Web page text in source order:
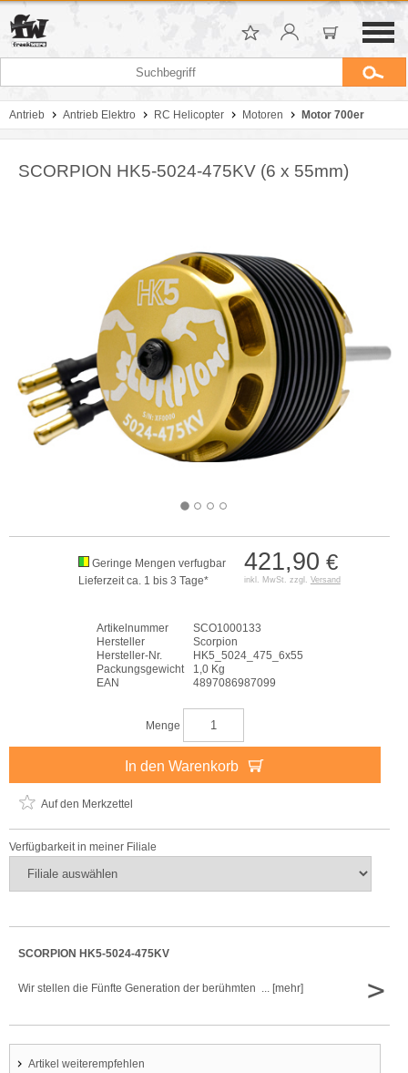
Antrieb Antrieb Elektro RC Helicopter Motoren Motor 700er
SCORPION HK5-5024-475KV (6 x 55mm)
421,90 €
inkl. MwSt. zzgl. Versand
Geringe Mengen verfugbar
Lieferzeit ca. 1 bis 3 Tage*
Artikelnummer
SCO1000133
Hersteller
Scorpion
Hersteller-Nr.
HK5_5024_475_6x55
Packungsgewicht
1,0 Kg
EAN
4897086987099
Menge
In den Warenkorb
Auf den Merkzettel
Verfügbarkeit in meiner Filiale
SCORPION HK5-5024-475KV
Wir stellen die Fünfte Generation der berühmten ... [mehr] >
Artikel weiterempfehlen